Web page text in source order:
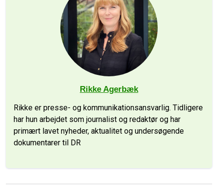
Rikke Agerbæk
Rikke er presse- og kommunikationsansvarlig. Tidligere
har hun arbejdet som journalist og redaktør og har
primært lavet nyheder, aktualitet og undersøgende
dokumentarer til DR